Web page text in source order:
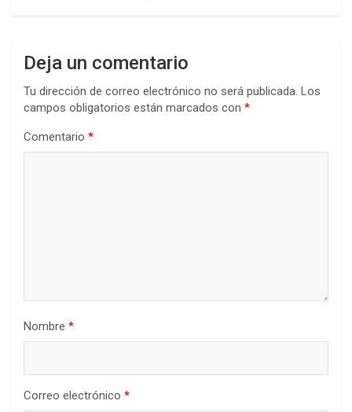
Deja un comentario
Tu dirección de correo electrónico no será publicada. Los
campos obligatorios están marcados con *
Comentario *
Nombre *
Correo electrónico *